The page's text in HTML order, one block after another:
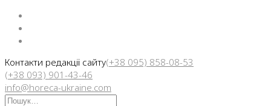
Контакти редакції сайту(+38 095) 858-08-53
(+38 093) 901-43-46
info@horeca-ukraine.com
Искать: